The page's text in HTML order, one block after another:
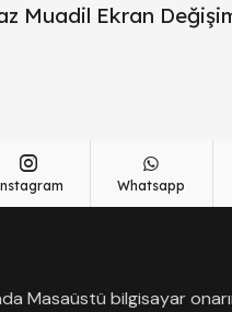
Muadil Ekran
Whatsapp
Masaüstü bilgisayar